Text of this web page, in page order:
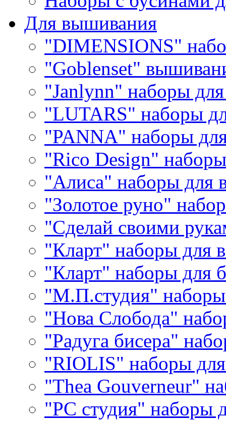
Для вышивания
"DIMENSIONS"
"Goblenset"
"Janlynn" наборы
"LUTARS" наборы
"PANNA" наборы
"Rico Design"
"Алиса" наборы для
"Золотое руно"
"Сделай своими
"Кларт" наборы для
"Кларт" наборы для
"М.П.студия"
"Нова Слобода"
"Радуга бисера"
"RIOLIS" наборы
"Thea Gouverneur"
"РС студия" наборы